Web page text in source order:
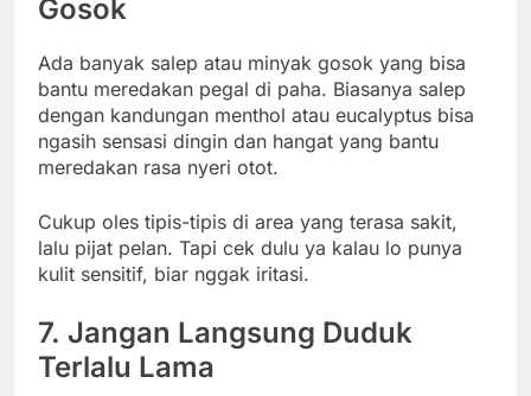
Gosok
Ada banyak salep atau minyak gosok yang bisa
bantu meredakan pegal di paha. Biasanya salep
dengan kandungan menthol atau eucalyptus bisa
ngasih sensasi dingin dan hangat yang bantu
meredakan rasa nyeri otot.
Cukup oles tipis-tipis di area yang terasa sakit,
lalu pijat pelan. Tapi cek dulu ya kalau lo punya
kulit sensitif, biar nggak iritasi.
7. Jangan Langsung Duduk
Terlalu Lama